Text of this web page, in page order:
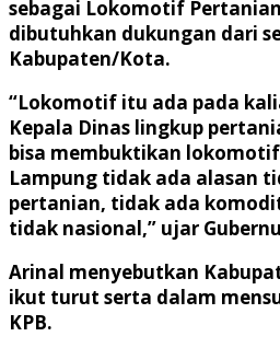
sebagai Lokomotif
dibutuhkan dukungan dari
Kabupaten/Kota.
“Lokomotif itu ada pada
Kepala Dinas lingkup
bisa membuktikan
Lampung tidak ada alasan
pertanian, tidak ada
tidak nasional,” ujar
Arinal menyebutkan
ikut turut serta dalam
KPB.